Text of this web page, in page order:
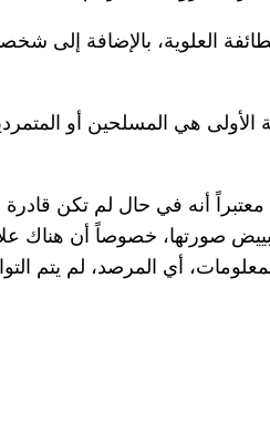
هي المسلحين أو المتمردين
أنه في حال لم تكن قادرة
تبييض صورتها، خصوصاً أن
المعلومات، أي المرصد، لم